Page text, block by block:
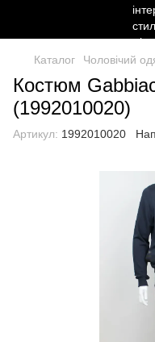
Каталог Чоловічий
Костюм
(1992010020)
Артикул: 1992010020